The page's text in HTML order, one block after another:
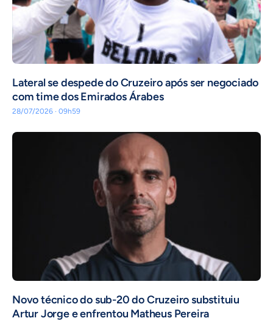
Lateral se despede do Cruzeiro após ser negociado
com time dos Emirados Árabes
28/07/2026 · 09h59
Novo técnico do sub-20 do Cruzeiro substituiu
Artur Jorge e enfrentou Matheus Pereira